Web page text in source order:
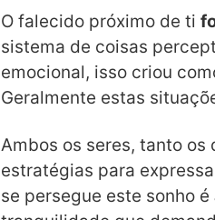
O falecido próximo de ti
sistema de coisas
emocional, isso criou
Geralmente estas
Ambos os seres, tanto
estratégias para
se persegue este sonho é